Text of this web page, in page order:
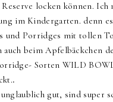
locken können. Ich
im Kindergarten. denn
und Porridges mit tollen
beim Apfelbäckchen
Sorten WILD
.
gut, sind super